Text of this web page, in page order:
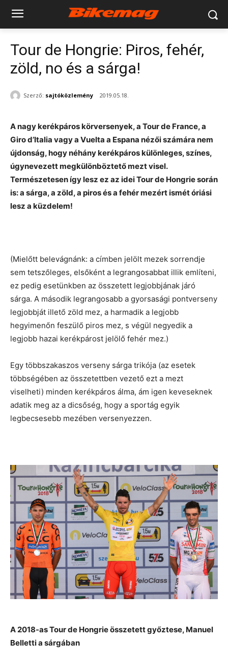
Tour de Hongrie: Piros, fehér,
zöld, no és a sárga!
Szerző: sajtóközlemény 2019.05.18.
A nagy kerékpáros körversenyek, a Tour de France, a
Giro d’Italia vagy a Vuelta a Espana nézői számára nem
újdonság, hogy néhány kerékpáros különleges, színes,
úgynevezett megkülönböztető mezt visel.
Természetesen így lesz ez az idei Tour de Hongrie során
is: a sárga, a zöld, a piros és a fehér mezért ismét óriási
lesz a küzdelem!
(Mielőtt belevágnánk: a címben jelölt mezek sorrendje
sem tetszőleges, elsőként a legrangosabbat illik említeni,
ez pedig esetünkben az összetett legjobbjának járó
sárga. A második legrangosabb a gyorsasági pontverseny
legjobbját illető zöld mez, a harmadik a legjobb
hegyimenőn feszülő piros mez, s végül negyedik a
legjobb hazai kerékpárost jelölő fehér mez.)
Egy többszakaszos verseny sárga trikója (az esetek
többségében az összetettben vezető ezt a mezt
viselheti) minden kerékpáros álma, ám igen keveseknek
adatik meg az a dicsőség, hogy a sportág egyik
legbecsesebb mezében versenyezzen.
A 2018-as Tour de Hongrie összetett győztese, Manuel
Belletti a sárgában